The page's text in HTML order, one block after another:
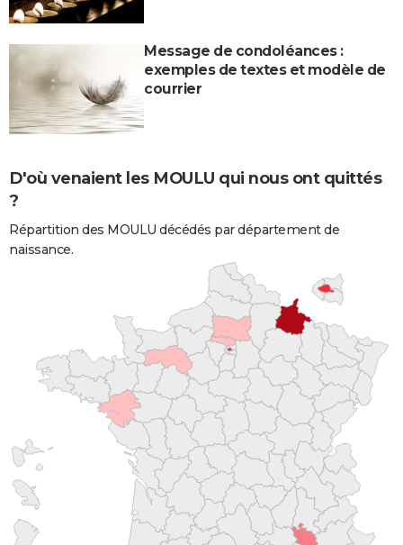
Message de condoléances :
exemples de textes et modèle de
courrier
D'où venaient les MOULU qui nous ont quittés
?
Répartition des MOULU décédés par département de
naissance.